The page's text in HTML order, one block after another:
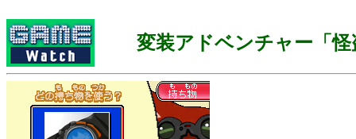
変装アドベンチャー「怪